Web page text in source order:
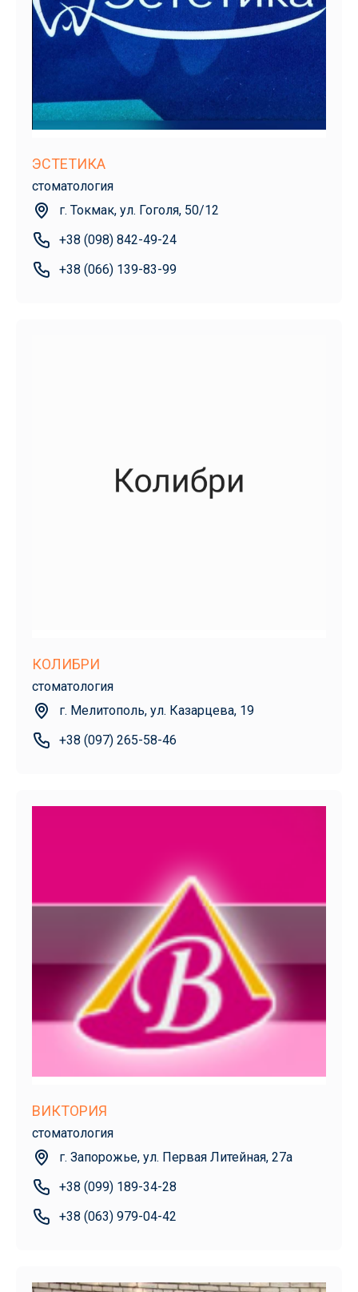
ЭСТЕТИКА
стоматология
г. Токмак, ул. Гоголя, 50/12
+38 (098) 842-49-24
+38 (066) 139-83-99
КОЛИБРИ
стоматология
г. Мелитополь, ул. Казарцева, 19
+38 (097) 265-58-46
ВИКТОРИЯ
стоматология
г. Запорожье, ул. Первая Литейная, 27а
+38 (099) 189-34-28
+38 (063) 979-04-42